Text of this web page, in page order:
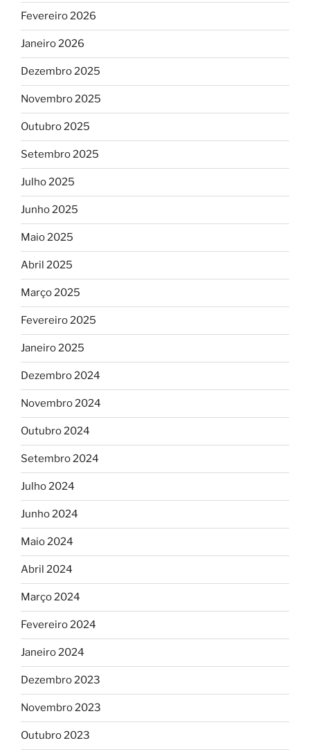
Fevereiro 2026
Janeiro 2026
Dezembro 2025
Novembro 2025
Outubro 2025
Setembro 2025
Julho 2025
Junho 2025
Maio 2025
Abril 2025
Março 2025
Fevereiro 2025
Janeiro 2025
Dezembro 2024
Novembro 2024
Outubro 2024
Setembro 2024
Julho 2024
Junho 2024
Maio 2024
Abril 2024
Março 2024
Fevereiro 2024
Janeiro 2024
Dezembro 2023
Novembro 2023
Outubro 2023